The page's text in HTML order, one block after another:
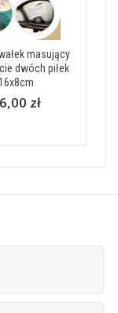
masujący
dwóch piłek
zł